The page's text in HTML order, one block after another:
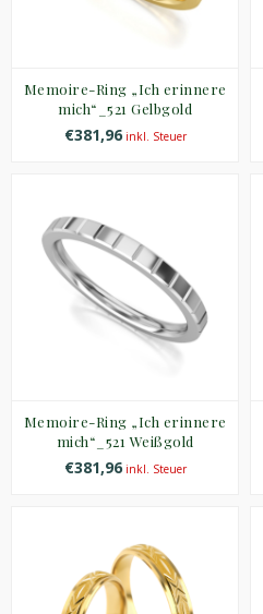
Memoire-Ring „Ich erinnere
mich“_521 Gelbgold
€381,96inkl. Steuer
Memoire-Ring „Ich erinnere
mich“_521 Weißgold
€381,96inkl. Steuer